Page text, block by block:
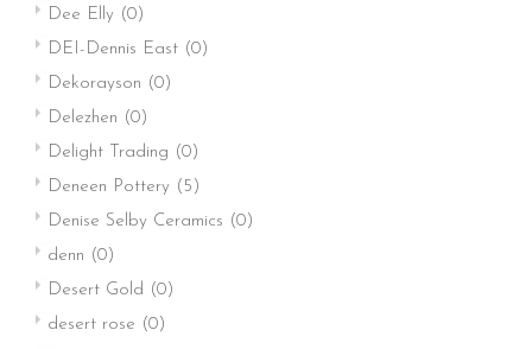
Dee Elly (0)
DEI-Dennis East (0)
Dekorayson (0)
Delezhen (0)
Delight Trading (0)
Deneen Pottery (5)
Denise Selby Ceramics (0)
denn (0)
Desert Gold (0)
desert rose (0)